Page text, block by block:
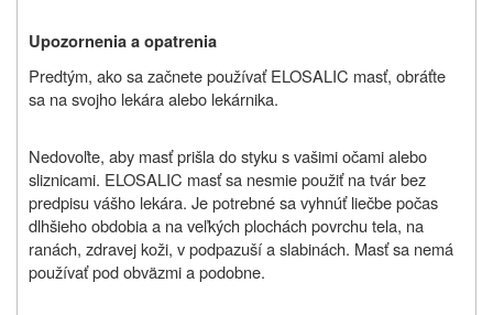
Upozornenia a opatrenia
Predtým, ako sa začnete používať ELOSALIC masť, obráťte
sa na svojho lekára alebo lekárnika.
Nedovoľte, aby masť prišla do styku s vašimi očami alebo
sliznicami. ELOSALIC masť sa nesmie použiť na tvár bez
predpisu vášho lekára. Je potrebné sa vyhnúť liečbe počas
dlhšieho obdobia a na veľkých plochách povrchu tela, na
ranách, zdravej koži, v podpazuší a slabinách. Masť sa nemá
používať pod obväzmi a podobne.